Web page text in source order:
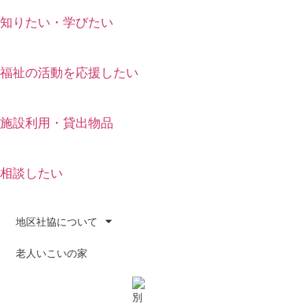
知りたい・学びたい
福祉の活動を応援したい
施設利用・貸出物品
相談したい
地区社協について
老人いこいの家